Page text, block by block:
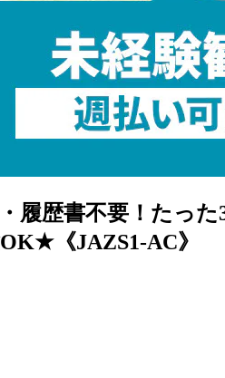
履歴書不要！たっ
《JAZS1-AC》